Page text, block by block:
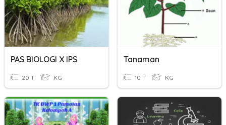
PAS BIOLOGI X IPS
20 T KG
Tanaman
10 T KG